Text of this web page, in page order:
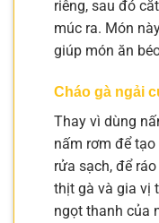
riêng, sau đó
múc ra. Món
giúp món ăn
Cháo gà ngải
Thay vì dùng
nấm rơm để
rửa sạch, để
thịt gà và gia vị
ngọt thanh của